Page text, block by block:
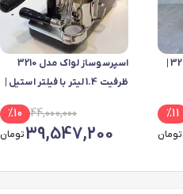
%11
تومان
اسپرسوساز لواک مدل 3210
ظرفیت 1.4 لیتر با فیلتر استیل |
44,000,000
%10
39,547,200تومان